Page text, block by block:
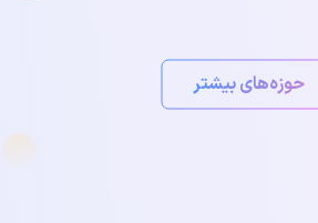
حوزه‌های بیشتر